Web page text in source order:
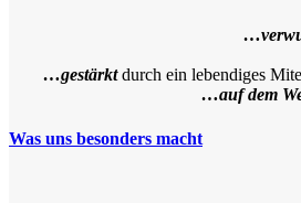
…gestärkt durch ein lebendiges
…auf dem
Was uns besonders macht